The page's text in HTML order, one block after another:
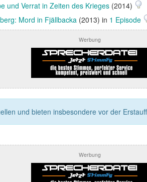
und Verrat in Zeiten des Krieges (2014)
Mord in Fjällbacka (2013) in 1 Episode
Werbung
und bieten insbesondere vor der
Werbung